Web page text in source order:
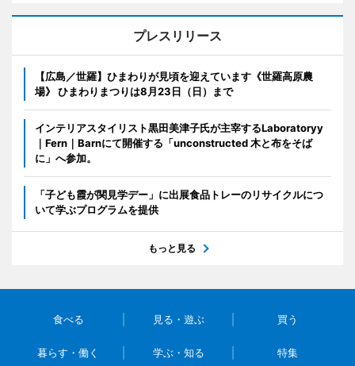
プレスリリース
【広島／世羅】ひまわりが見頃を迎えています《世羅高原農
場》 ひまわりまつりは8月23日（日）まで
インテリアスタイリスト黒田美津子氏が主宰するLaboratoryy
｜Fern｜Barnにて開催する「unconstructed 木と布をそば
に」へ参加。
「子ども霞が関見学デー」に出展食品トレーのリサイクルにつ
いて学ぶプログラムを提供
もっと見る
食べる 見る・遊ぶ 買う
暮らす・働く 学ぶ・知る 特集